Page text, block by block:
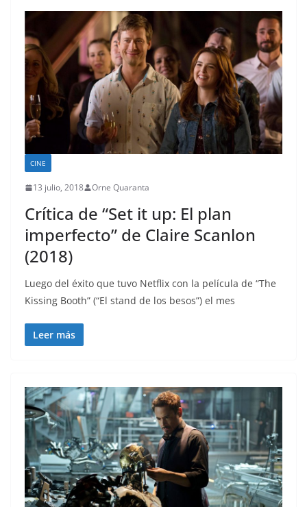
CINE
13 julio, 2018 Orne Quaranta
Crítica de “Set it up: El plan
imperfecto” de Claire Scanlon
(2018)
Luego del éxito que tuvo Netflix con la película de “The
Kissing Booth” (“El stand de los besos”) el mes
Leer más